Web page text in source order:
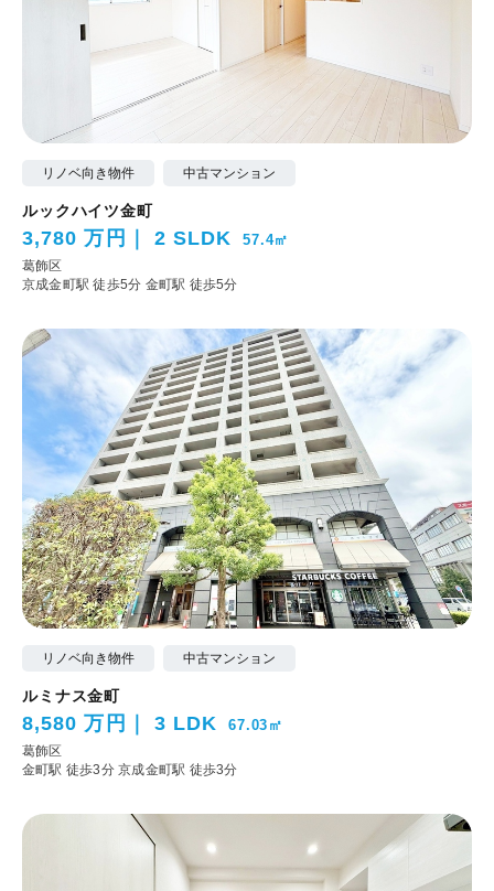
リノベ向き物件 中古マンション
ルックハイツ金町
3,780 万円 2 SLDK 57.4㎡
葛飾区
京成金町駅 徒歩5分 金町駅 徒歩5分
リノベ向き物件 中古マンション
ルミナス金町
8,580 万円 3 LDK 67.03㎡
葛飾区
金町駅 徒歩3分京成金町駅 徒歩3分